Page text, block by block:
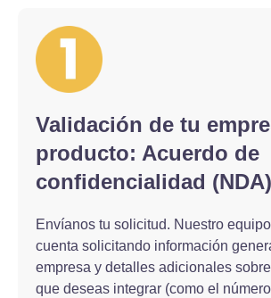
Validación de tu
producto: Acuerdo de
confidencialidad (NDA)
Envíanos tu solicitud. Nuestro
cuenta solicitando información
empresa y detalles adicionales
que deseas integrar (como el